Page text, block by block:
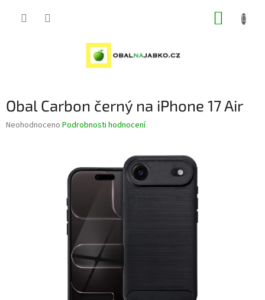
Obal Carbon černý na iPhone 17 Air
Průměrné
Neohodnoceno Podrobnosti hodnocení